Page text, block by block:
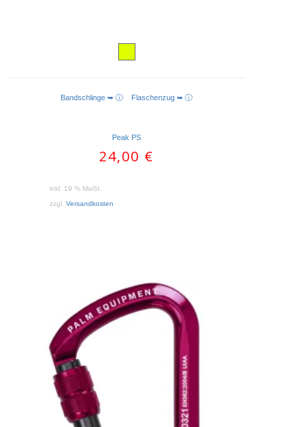
Bandschlinge ➥ ⓘ Flaschenzug ➥ ⓘ
Peak PS
24,00 €
inkl. 19 % MwSt.
zzgl.Versandkosten